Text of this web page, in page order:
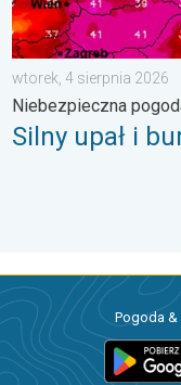
wtorek, 4 sierpnia 2026
Niebezpieczna
Silny upał i
Pogoda &